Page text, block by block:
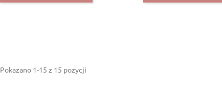
Pokazano 1-15 z 15 pozycji